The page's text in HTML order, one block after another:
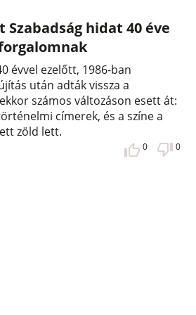
hidat 40 éve
évvel ezelőtt, 1986-ban
után adták vissza a
számos változáson esett át:
címerek, és a színe a
zöld lett.
0 0